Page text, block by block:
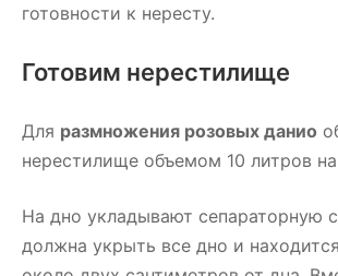
готовности к нересту.
Готовим нерестилище
Для размножения розовых данио
нерестилище объемом 10 литров
На дно укладывают сепараторную
должна укрыть все дно и